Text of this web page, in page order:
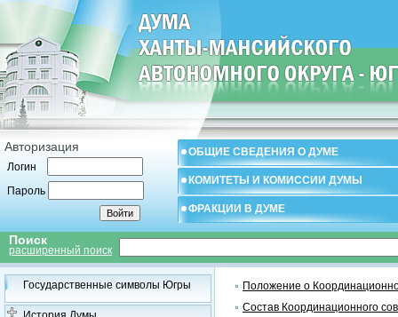
Авторизация
Логин
Пароль
ОБЩИЕ СВЕДЕНИЯ О ДУМЕ
КОМИТЕТЫ И КОМИССИИ ДУМЫ
ФРАКЦИИ В ДУМЕ
Поиск
расширенный поиск
Государственные символы Югры
Положение о
Состав Координационного